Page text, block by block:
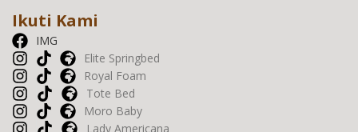
Ikuti Kami
IMG
Elite Springbed
Royal Foam
Tote Bed
Moro Baby
Lady Americana